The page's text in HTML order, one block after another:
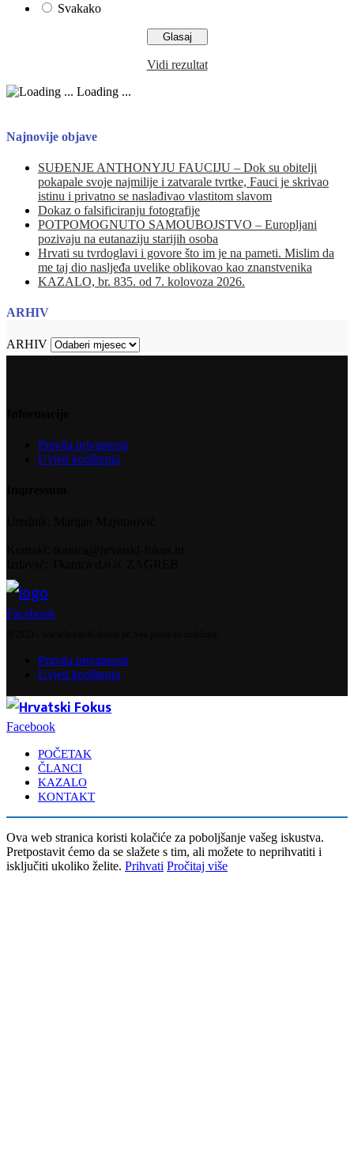
Svakako
Vidi rezultat
Loading ...
Najnovije objave
SUĐENJE ANTHONYJU FAUCIJU – Dok su obitelji
pokapale svoje najmilije i zatvarale tvrtke, Fauci je skrivao
istinu i privatno se naslađivao vlastitom slavom
Dokaz o falsificiranju fotografije
POTPOMOGNUTO SAMOUBOJSTVO – Europljani
pozivaju na eutanaziju starijih osoba
Hrvati su tvrdoglavi i govore što im je na pameti. Mislim da
me taj dio nasljeđa uvelike oblikovao kao znanstvenika
KAZALO, br. 835. od 7. kolovoza 2026.
ARHIV
ARHIV
Pravila privatnosti
Uvjeti korištenja
Facebook
Pravila privatnosti
Uvjeti korištenja
Facebook
POČETAK
ČLANCI
KAZALO
KONTAKT
Ova web stranica koristi kolačiće za poboljšanje vašeg iskustva.
Pretpostavit ćemo da se slažete s tim, ali možete to neprihvatiti i
isključiti ukoliko želite. Prihvati Pročitaj više